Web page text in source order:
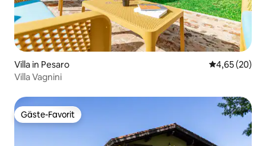
Villa in Pesaro
4,65 (20)
Villa Vagnini
Gäste-Favorit
Gäste-Favorit